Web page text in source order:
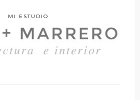
MI ESTUDIO